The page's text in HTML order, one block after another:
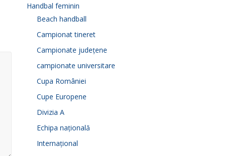
Handbal feminin
Beach handball
Campionat tineret
Campionate județene
campionate universitare
Cupa României
Cupe Europene
Divizia A
Echipa națională
Internațional